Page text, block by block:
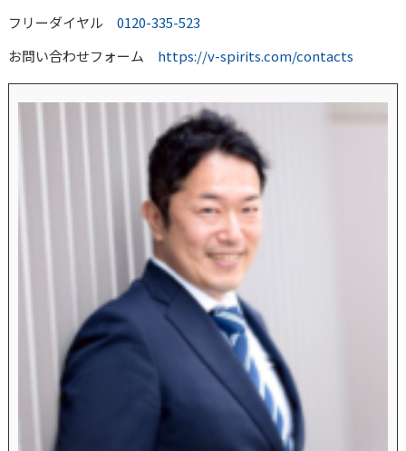
フリーダイヤル 0120-335-523
お問い合わせフォーム https://v-spirits.com/contacts